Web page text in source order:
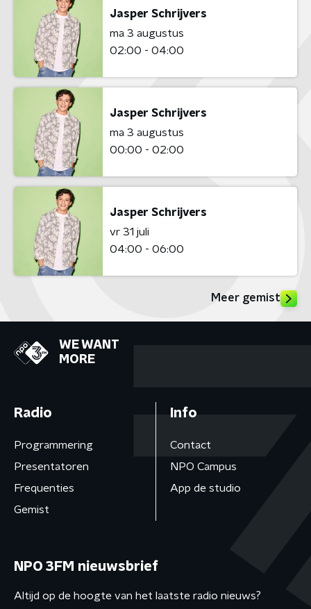
Jasper Schrijvers
ma 3 augustus
02:00 - 04:00
Jasper Schrijvers
ma 3 augustus
00:00 - 02:00
Jasper Schrijvers
vr 31 juli
04:00 - 06:00
Meer gemist
WE WANT
MORE
Radio
Programmering
Presentatoren
Frequenties
Gemist
Info
Contact
NPO Campus
App de studio
NPO 3FM nieuwsbrief
Altijd op de hoogte van het laatste radio nieuws?